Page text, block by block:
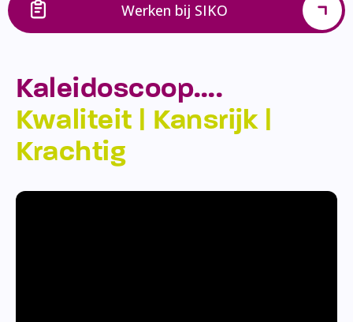
Werken bij SIKO
Kaleidoscoop….
Kwaliteit | Kansrijk |
Krachtig